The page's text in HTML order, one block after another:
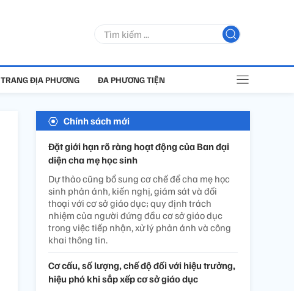
TRANG ĐỊA PHƯƠNG ĐA PHƯƠNG TIỆN
Chính sách mới
Đặt giới hạn rõ ràng hoạt động của Ban đại
diện cha mẹ học sinh
Dự thảo cũng bổ sung cơ chế để cha mẹ học
sinh phản ánh, kiến nghị, giám sát và đối
thoại với cơ sở giáo dục; quy định trách
nhiệm của người đứng đầu cơ sở giáo dục
trong việc tiếp nhận, xử lý phản ánh và công
khai thông tin.
Cơ cấu, số lượng, chế độ đối với hiệu trưởng,
hiệu phó khi sắp xếp cơ sở giáo dục